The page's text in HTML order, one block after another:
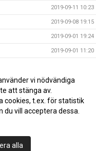
2019-09-11 10:23
2019-09-08 19:15
2019-09-01 19:24
2019-09-01 11:20
2019-08-20 20:54
2019-07-23 16:35
vi nödvändiga
att stänga av.
cookies, t.ex. för statistik
du vill acceptera dessa.
alla